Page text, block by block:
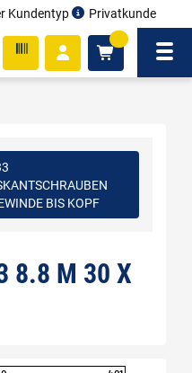
Kundentyp Privatkunde
BIS KOPF
8.8 M 30 X